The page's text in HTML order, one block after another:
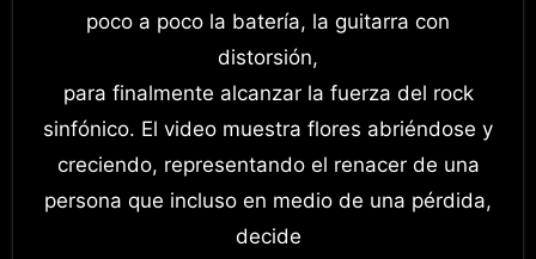
poco a poco la batería, la guitarra con
distorsión,
para finalmente alcanzar la fuerza del rock
sinfónico. El video muestra flores abriéndose y
creciendo, representando el renacer de una
persona que incluso en medio de una pérdida,
decide